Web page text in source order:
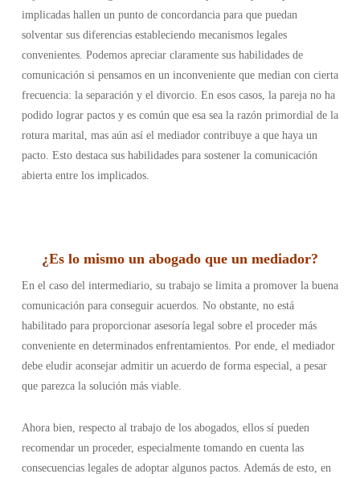
implicadas hallen un punto de concordancia para que puedan
solventar sus diferencias estableciendo mecanismos legales
convenientes. Podemos apreciar claramente sus habilidades de
comunicación si pensamos en un inconveniente que median con cierta
frecuencia: la separación y el divorcio. En esos casos, la pareja no ha
podido lograr pactos y es común que esa sea la razón primordial de la
rotura marital, mas aún así el mediador contribuye a que haya un
pacto. Esto destaca sus habilidades para sostener la comunicación
abierta entre los implicados.
¿Es lo mismo un abogado que un mediador?
En el caso del intermediario, su trabajo se limita a promover la buena
comunicación para conseguir acuerdos. No obstante, no está
habilitado para proporcionar asesoría legal sobre el proceder más
conveniente en determinados enfrentamientos. Por ende, el mediador
debe eludir aconsejar admitir un acuerdo de forma especial, a pesar
que parezca la solución más viable.
Ahora bien, respecto al trabajo de los abogados, ellos sí pueden
recomendar un proceder, especialmente tomando en cuenta las
consecuencias legales de adoptar algunos pactos. Además de esto, en